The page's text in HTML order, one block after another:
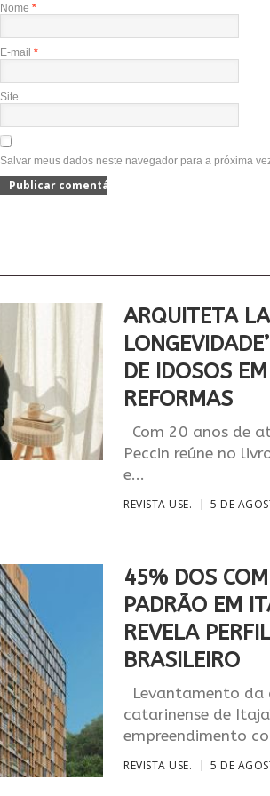
Nome *
E-mail *
Site
Salvar meus dados neste navegador para a próxima
ARQUITETA
DE IDOSOS
REFORMAS
Com 20 anos de
Peccin reúne no
e...
REVISTA USE. 5 DE
45% DOS
PADRÃO EM
REVELA
BRASILEIRO
Levantamento da
catarinense de
empreendimento
REVISTA USE. 5 DE